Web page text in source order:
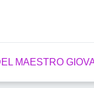
MAESTRO